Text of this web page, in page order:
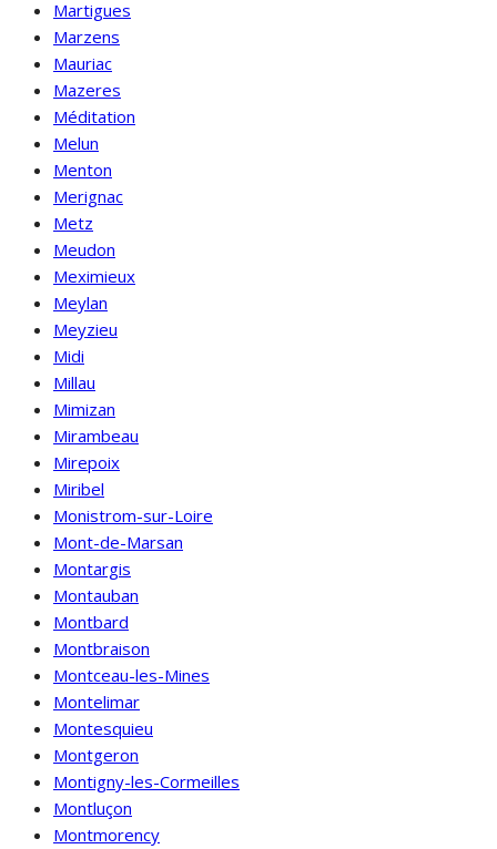
Martigues
Marzens
Mauriac
Mazeres
Méditation
Melun
Menton
Merignac
Metz
Meudon
Meximieux
Meylan
Meyzieu
Midi
Millau
Mimizan
Mirambeau
Mirepoix
Miribel
Monistrom-sur-Loire
Mont-de-Marsan
Montargis
Montauban
Montbard
Montbraison
Montceau-les-Mines
Montelimar
Montesquieu
Montgeron
Montigny-les-Cormeilles
Montluçon
Montmorency